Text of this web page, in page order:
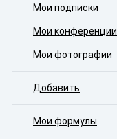
Мои подписки
Мои конференции
Мои фотографии
Добавить
Мои формулы